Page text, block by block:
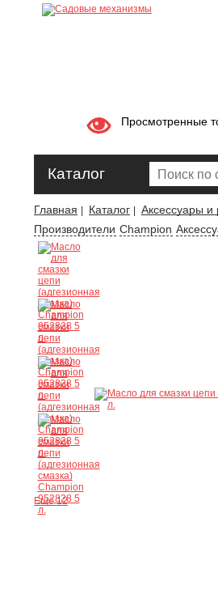
Просмотренные
Каталог
Главная Каталог Аксессуары
Производители Champion
Ещё 12